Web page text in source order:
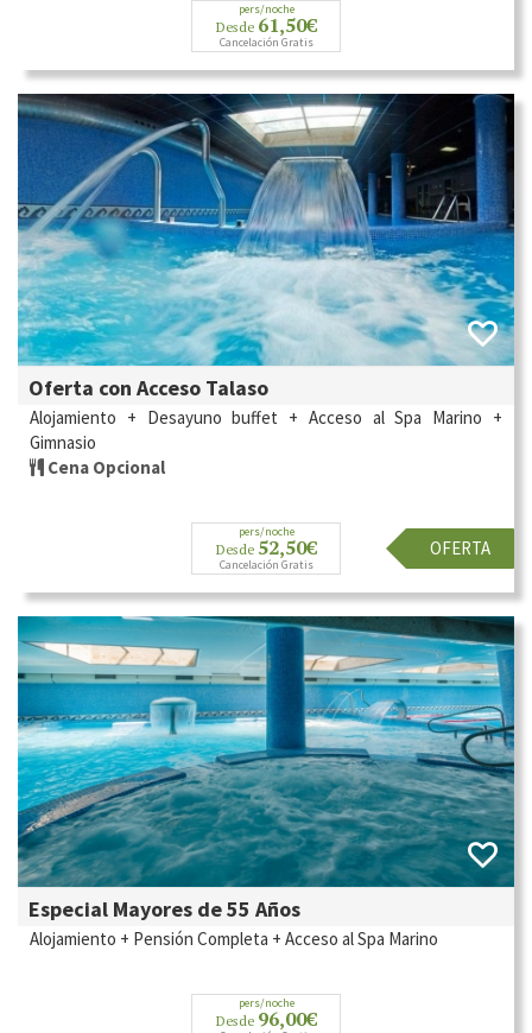
pers/noche
Desde 61,50€
Cancelación Gratis
Oferta con Acceso Talaso
Alojamiento + Desayuno buffet + Acceso al Spa Marino +
Gimnasio
Cena Opcional
pers/noche
Desde 52,50€
Cancelación Gratis
OFERTA
Especial Mayores de 55 Años
Alojamiento + Pensión Completa + Acceso al Spa Marino
pers/noche
Desde 96,00€